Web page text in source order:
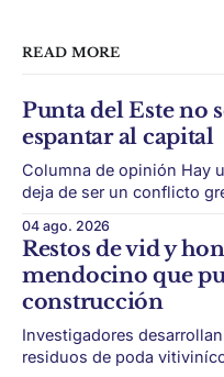
READ MORE
Punta del Este no
espantar al capital
Columna de opinión Hay un momento en que un problema
deja de ser un conflicto
sin rodeos: lo que está en
una obra, ni una
04 ago. 2026
Restos de vid y
mendocino que
construcción
Investigadores
residuos de poda